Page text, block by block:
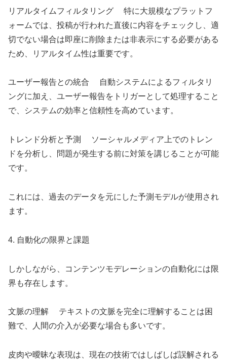
リアルタイムフィルタリング 特に大規模なプラットフ
ォームでは、投稿が行われた直後に内容をチェックし、適
切でない場合は即座に削除または非表示にする必要がある
ため、リアルタイム性は重要です。
ユーザー報告との統合 自動システムによるフィルタリ
ングに加え、ユーザー報告をトリガーとして処理すること
で、システムの効率と信頼性を高めています。
トレンド分析と予測 ソーシャルメディア上でのトレン
ドを分析し、問題が発生する前に対策を講じることが可能
です。
これには、過去のデータを元にした予測モデルが使用され
ます。
4. 自動化の限界と課題
しかしながら、コンテンツモデレーションの自動化には限
界も存在します。
文脈の理解 テキストの文脈を完全に理解することは困
難で、人間の介入が必要な場合も多いです。
皮肉や曖昧な表現は、現在の技術ではしばしば誤解される